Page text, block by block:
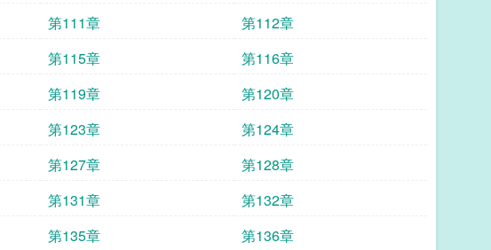
第111章
第112章
第115章
第116章
第119章
第120章
第123章
第124章
第127章
第128章
第131章
第132章
第135章
第136章